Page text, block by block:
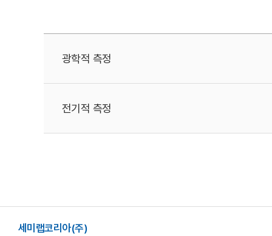
광학적 측정
전기적 측정
세미랩코리아(주)